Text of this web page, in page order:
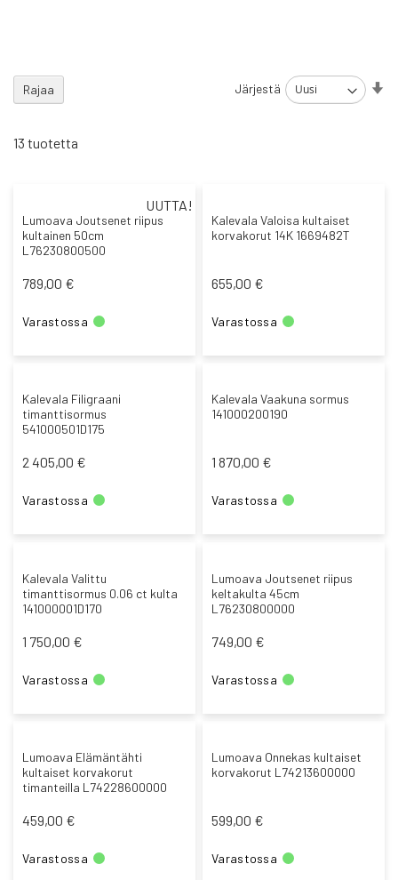
13 tuotetta
Järjestä
UUTTA!
Lumoava Joutsenet riipus
kultainen 50cm
L76230800500
789,00 €
Varastossa
Kalevala Valoisa kultaiset
korvakorut 14K 1669482T
655,00 €
Varastossa
Kalevala Filigraani
timanttisormus
541000501D175
2 405,00 €
Varastossa
Kalevala Vaakuna sormus
141000200190
1 870,00 €
Varastossa
Kalevala Valittu
timanttisormus 0.06 ct kulta
141000001D170
1 750,00 €
Varastossa
Lumoava Joutsenet riipus
keltakulta 45cm
L76230800000
749,00 €
Varastossa
Lumoava Elämäntähti
kultaiset korvakorut
timanteilla L74228600000
459,00 €
Varastossa
Lumoava Onnekas kultaiset
korvakorut L74213600000
599,00 €
Varastossa
Rajaa